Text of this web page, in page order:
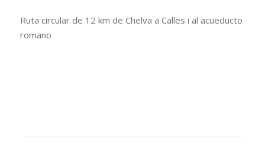
Ruta circular de 12 km de Chelva a Calles i al acueducto
romano